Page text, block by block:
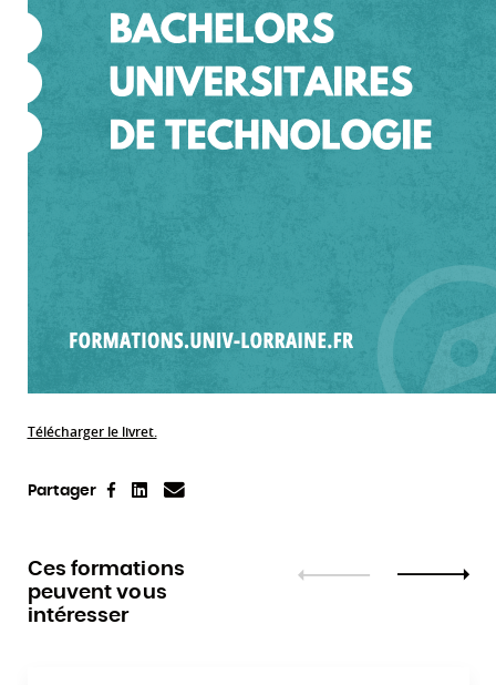
Télécharger le livret.
Partager FacebookLinkedine-mail
Ces formations
peuvent vous
intéresser